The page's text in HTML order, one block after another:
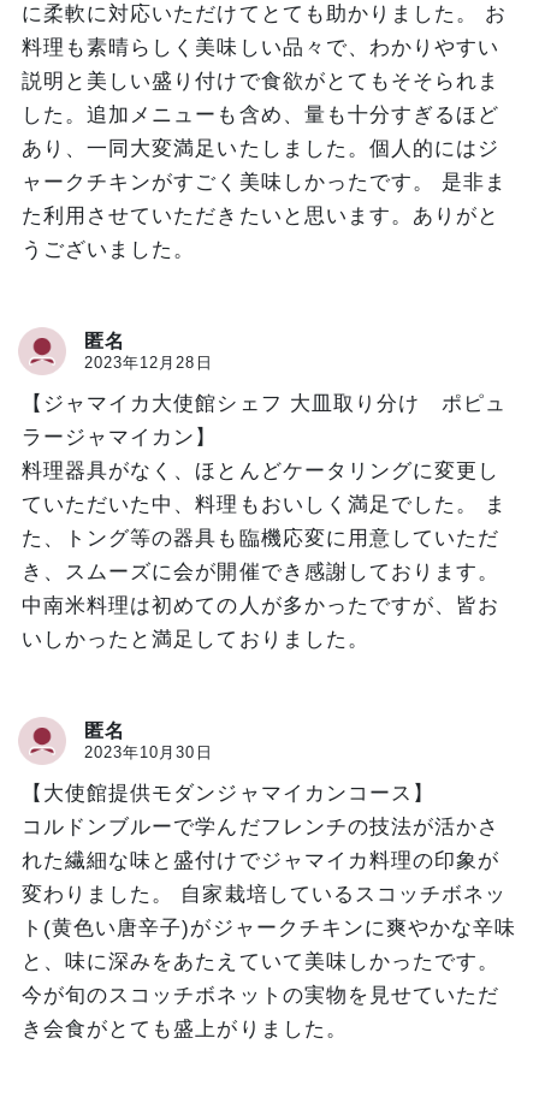
に柔軟に対応いただけてとても助かりました。 お
料理も素晴らしく美味しい品々で、わかりやすい
説明と美しい盛り付けで食欲がとてもそそられま
した。追加メニューも含め、量も十分すぎるほど
あり、一同大変満足いたしました。個人的にはジ
ャークチキンがすごく美味しかったです。 是非ま
た利用させていただきたいと思います。ありがと
うございました。
匿名
2023年12月28日
【ジャマイカ大使館シェフ 大皿取り分け ポピュ
ラージャマイカン】
料理器具がなく、ほとんどケータリングに変更し
ていただいた中、料理もおいしく満足でした。 ま
た、トング等の器具も臨機応変に用意していただ
き、スムーズに会が開催でき感謝しております。
中南米料理は初めての人が多かったですが、皆お
いしかったと満足しておりました。
匿名
2023年10月30日
【大使館提供モダンジャマイカンコース】
コルドンブルーで学んだフレンチの技法が活かさ
れた繊細な味と盛付けでジャマイカ料理の印象が
変わりました。 自家栽培しているスコッチボネッ
ト(黄色い唐辛子)がジャークチキンに爽やかな辛味
と、味に深みをあたえていて美味しかったです。
今が旬のスコッチボネットの実物を見せていただ
き会食がとても盛上がりました。